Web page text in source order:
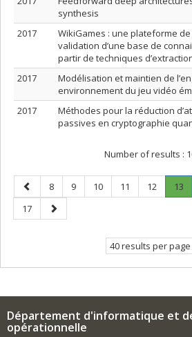
synthesis
2017
WikiGames : une plateforme
validation d’une base de
partir de techniques
2017
Modélisation et maintien de
environnement du jeu vidéo
2017
Méthodes pour la réduction
passives en cryptographie
Number of results :
Previous
page
Page
8 Page
9 Page
10 Page
11 Page
12 Page
13
Page
17
Next
page
40 results per page
Département d'informatique et
opérationnelle